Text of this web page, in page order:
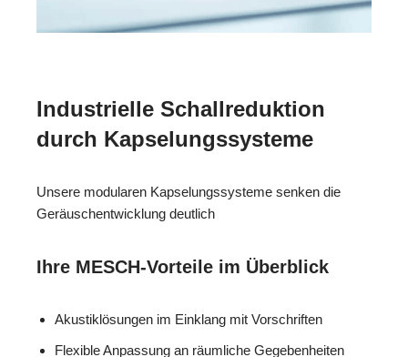
Industrielle Schallreduktion
durch Kapselungssysteme
Unsere modularen Kapselungssysteme senken die
Geräuschentwicklung deutlich
Ihre MESCH-Vorteile im Überblick
Akustiklösungen im Einklang mit Vorschriften
Flexible Anpassung an räumliche Gegebenheiten